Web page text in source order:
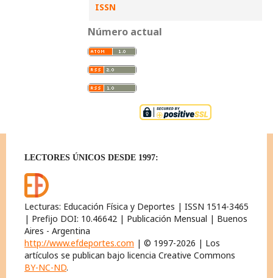
ISSN
Número actual
LECTORES ÚNICOS DESDE 1997:
Lecturas: Educación Física y Deportes | ISSN 1514-3465
| Prefijo DOI: 10.46642 | Publicación Mensual | Buenos
Aires - Argentina
http://www.efdeportes.com | © 1997-2026 | Los
artículos se publican bajo licencia Creative Commons
BY-NC-ND.